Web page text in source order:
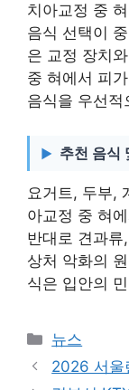
치아교정 중
음식 선택이
은 교정 장치
중 혀에서 피
음식을 우선
추천 음식
요거트, 두부,
아교정 중 혀
반대로 견과
상처 악화의
식은 입안의
카
테
뉴스
2026 서울